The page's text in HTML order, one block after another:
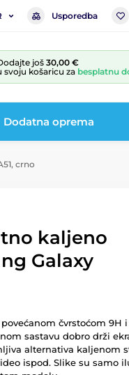
Usporedba
još 30,00 €
svoju košaricu za besplatnu
Dodatna oprema
crno
kaljeno
Galaxy
čvrstoćom 9H
sastavu dobro drži
alternativa kaljenom
ispod. Slike su samo